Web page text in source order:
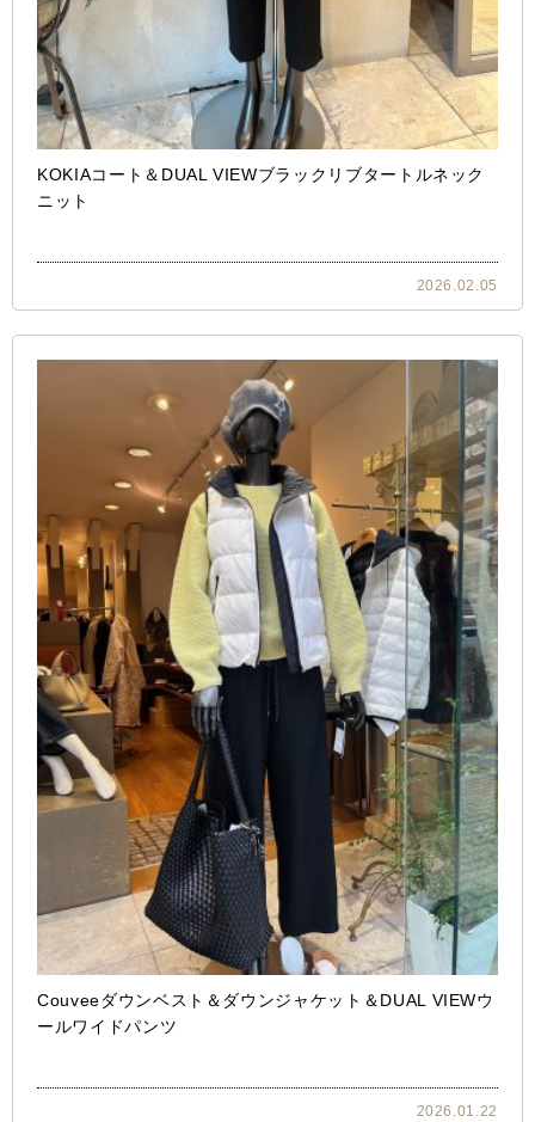
KOKIAコート＆DUAL VIEWブラックリブタートルネック
ニット
2026.02.05
Couveeダウンベスト＆ダウンジャケット＆DUAL VIEWウ
ールワイドパンツ
2026.01.22